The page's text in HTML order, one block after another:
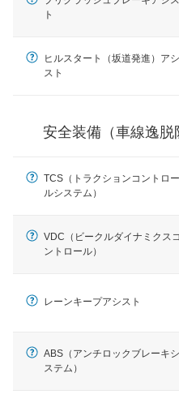
車線のはみだしやふ
プアシストなどが装
車間距離制御
安全な車間距離を保
ブ・クルーズ・コン
駐車をスムーズに行
衝撃軽減
万が一車体が衝撃を
ルトなどが装備され
ト
ヒルスタート（坂道発進）アシ
スト
安全装備（車線逸脱
TCS（トラクションコントロー
ルシステム）
VDC（ビークルダイナミクスコ
ントロール）
レーンキープアシスト
ABS（アンチロックブレーキシ
ステム）